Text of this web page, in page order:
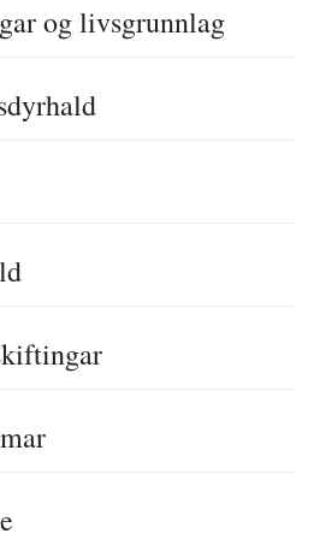
og livsgrunnlag